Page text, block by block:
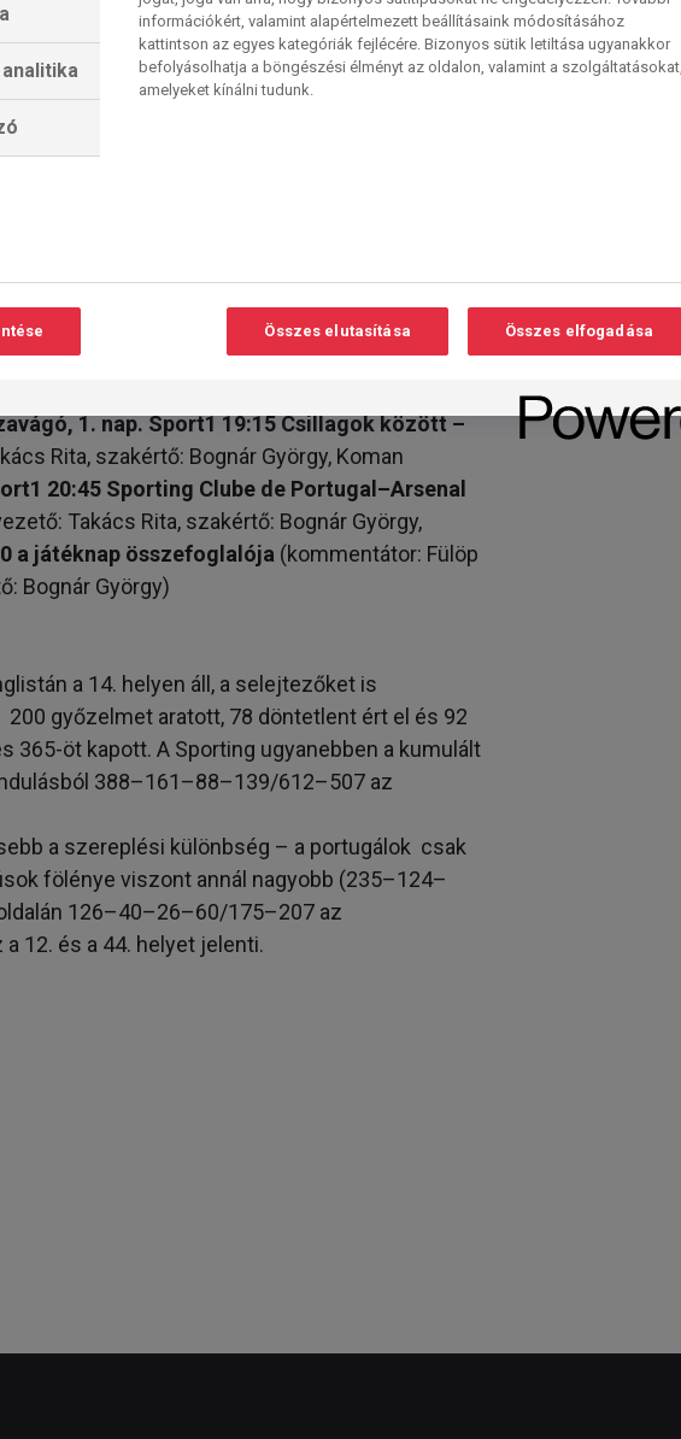
Bajnokok Ligája-mérkőzésén szerzett gólt
csak egyet veszített el portugál csapatok ellen
korábbi BEK/Bajnokok Ligája-
bár ezek közül az egyik győzelmet az előző
legyőzték a Real Madridot. Az Arsenal
negyeddöntőjének első mérkőzésén (3 gy., 5
Ligája-mérkőzésen a Sporting CP
az Arsenalhoz. 2023 és 2025 között 102
színeiben.
1. nap. Sport1 19:15 Csillagok között –
Rita, szakértő: Bognár György, Koman
20:45 Sporting Clube de Portugal–Arsenal
Takács Rita, szakértő: Bognár György,
a játéknap összefoglalója (kommentátor: Fülöp
Bognár György)
a 14. helyen áll, a selejtezőket is
győzelmet aratott, 78 döntetlent ért el és 92
öt kapott. A Sporting ugyanebben a kumulált
388–161–88–139/612–507 az
a szereplési különbség – a portugálok csak
fölénye viszont annál nagyobb (235–124–
126–40–26–­60/175–207 az
12. és a 44. helyet jelenti.
információkért, valamint alapértelmezett beállításaink módosításához
kattintson az egyes kategóriák fejlécére. Bizonyos sütik letiltása ugyanakkor
befolyásolhatja a böngészési élményt az oldalon, valamint a szolgáltatásokat,
amelyeket kínálni tudunk.
Összes elutasítása Összes elfogadása